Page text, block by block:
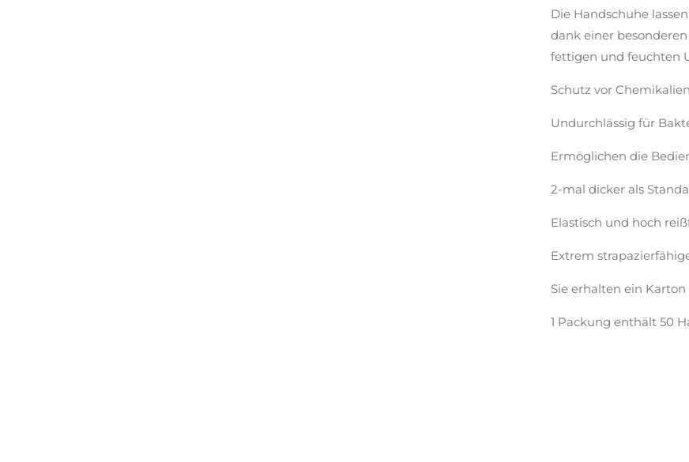
Die Handschuhe
dank einer
fettigen und feuchten
Schutz vor
Undurchlässig für
Ermöglichen die
2-mal dicker als
Elastisch und hoch
Extrem
Sie erhalten ein
1 Packung enthält 50